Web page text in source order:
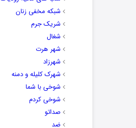
شبکه مخفی زنان
شریک جرم
شغال
شهر هرت
شهرزاد
شهرک کلیله و دمنه
شوخی با شما
شوخی کردم
صداتو
ضد